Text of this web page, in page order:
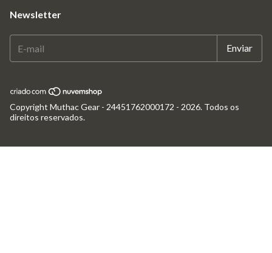
Newsletter
Copyright Muthac Gear - 24451762000172 - 2026. Todos os
direitos reservados.